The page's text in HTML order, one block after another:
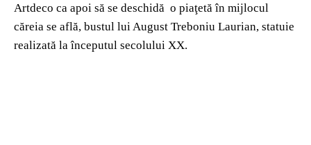
Artdeco ca apoi să se deschidă o piaţetă în mijlocul
căreia se află, bustul lui August Treboniu Laurian, statuie
realizată la începutul secolului XX.